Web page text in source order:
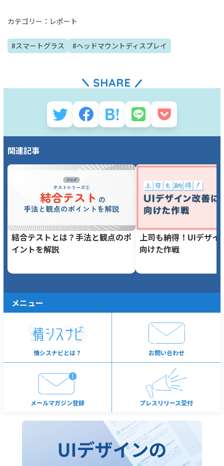
カテゴリー： レポート
#スマートグラス #ヘッドマウントディスプレイ
関連記事
結合テストとは？手法と観点のポ
イントを解説
上司も納得！UIデザイ
向けた作戦
メニュー
情シスナビとは？ お問い合わせ
メールマガジン登録 プレスリリース受付